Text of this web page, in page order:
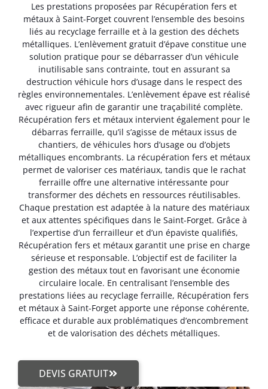
Les prestations proposées par Récupération fers et
métaux à Saint-Forget couvrent l’ensemble des besoins
liés au recyclage ferraille et à la gestion des déchets
métalliques. L’enlèvement gratuit d’épave constitue une
solution pratique pour se débarrasser d’un véhicule
inutilisable sans contrainte, tout en assurant sa
destruction véhicule hors d’usage dans le respect des
règles environnementales. L’enlèvement épave est réalisé
avec rigueur afin de garantir une traçabilité complète.
Récupération fers et métaux intervient également pour le
débarras ferraille, qu’il s’agisse de métaux issus de
chantiers, de véhicules hors d’usage ou d’objets
métalliques encombrants. La récupération fers et métaux
permet de valoriser ces matériaux, tandis que le rachat
ferraille offre une alternative intéressante pour
transformer des déchets en ressources réutilisables.
Chaque prestation est adaptée à la nature des matériaux
et aux attentes spécifiques dans le Saint-Forget. Grâce à
l’expertise d’un ferrailleur et d’un épaviste qualifiés,
Récupération fers et métaux garantit une prise en charge
sérieuse et responsable. L’objectif est de faciliter la
gestion des métaux tout en favorisant une économie
circulaire locale. En centralisant l’ensemble des
prestations liées au recyclage ferraille, Récupération fers
et métaux à Saint-Forget apporte une réponse cohérente,
efficace et durable aux problématiques d’encombrement
et de valorisation des déchets métalliques.
DEVIS GRATUIT